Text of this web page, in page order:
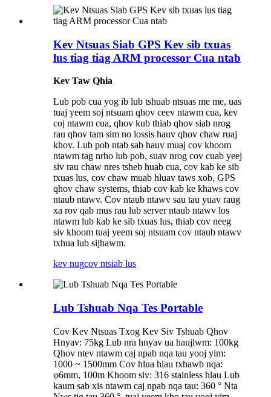
Kev Ntsuas Siab GPS Kev sib txuas
lus tiag tiag ARM processor Cua ntab
Kev Taw Qhia
Lub pob cua yog ib lub tshuab ntsuas me me, uas
tuaj yeem soj ntsuam qhov ceev ntawm cua, kev
coj ntawm cua, qhov kub thiab qhov siab nrog
rau qhov tam sim no lossis hauv qhov chaw ruaj
khov. Lub pob ntab sab hauv muaj cov khoom
ntawm tag nrho lub pob, suav nrog cov cuab yeej
siv rau chaw nres tsheb huab cua, cov kab ke sib
txuas lus, cov chaw muab hluav taws xob, GPS
qhov chaw systems, thiab cov kab ke khaws cov
ntaub ntawv. Cov ntaub ntawv sau tau yuav raug
xa rov qab mus rau lub server ntaub ntawv los
ntawm lub kab ke sib txuas lus, thiab cov neeg
siv khoom tuaj yeem soj ntsuam cov ntaub ntawv
txhua lub sijhawm.
kev nugcov ntsiab lus
Lub Tshuab Nqa Tes Portable
Cov Kev Ntsuas Txog Kev Siv Tshuab Qhov
Hnyav: 75kg Lub nra hnyav ua haujlwm: 100kg
Qhov ntev ntawm caj npab nqa tau yooj yim:
1000 ~ 1500mm Cov hlua hlau txhawb nqa:
φ6mm, 100m Khoom siv: 316 stainless hlau Lub
kaum sab xis ntawm caj npab nqa tau: 360 ° Nta